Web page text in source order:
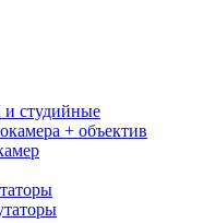
студийные
+ объектив